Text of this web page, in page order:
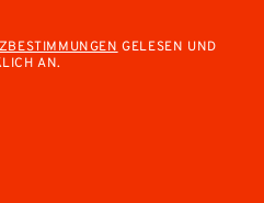
GELESEN UND
AN.